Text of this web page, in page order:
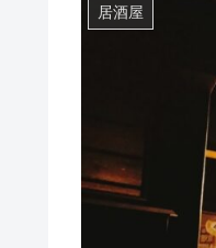
居酒屋